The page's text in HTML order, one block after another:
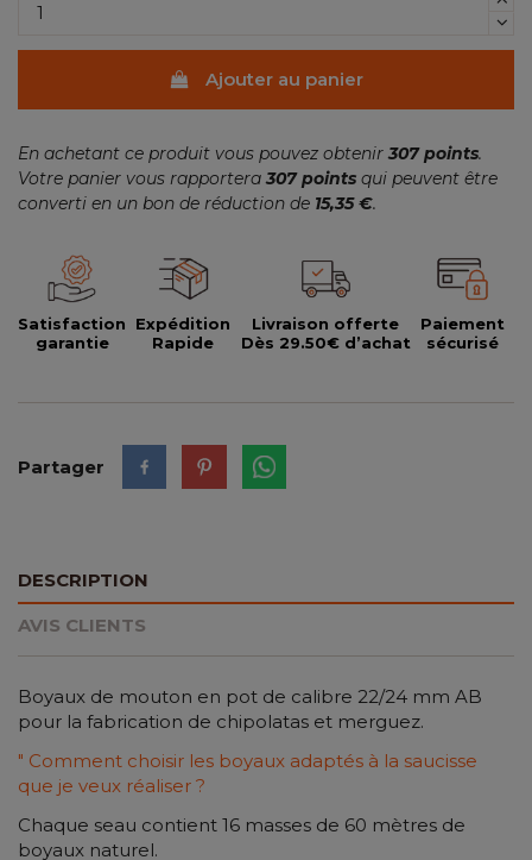
Ajouter au panier
En achetant ce produit vous pouvez obtenir 307 points.
Votre panier vous rapportera 307points qui peuvent être
converti en un bon de réduction de 15,35 €.
Satisfaction
garantie
Expédition
Rapide
Livraison offerte
Dès 29.50€ d’achat
Paiement
sécurisé
Partager
DESCRIPTION
AVIS CLIENTS
Boyaux de mouton en pot de calibre 22/24 mm AB
pour la fabrication de chipolatas et merguez.
" Comment choisir les boyaux adaptés à la saucisse
que je veux réaliser ?
Chaque seau contient 16 masses de 60 mètres de
boyaux naturel.